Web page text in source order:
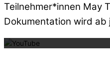
Teilnehmer*innen May
Dokumentation wird ab